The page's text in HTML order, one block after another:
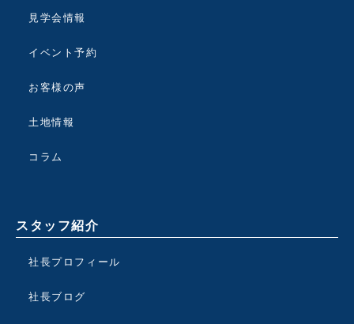
見学会情報
イベント予約
お客様の声
土地情報
コラム
スタッフ紹介
社長プロフィール
社長ブログ